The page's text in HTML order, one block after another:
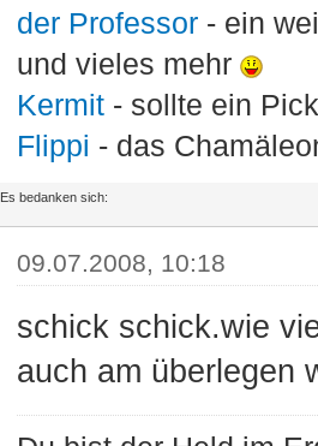
der Professor - ein
und vieles mehr
Kermit- sollte ein
Flippi - das
Es bedanken sich:
09.07.2008, 10:18
schick schick.wie
auch am überlegen